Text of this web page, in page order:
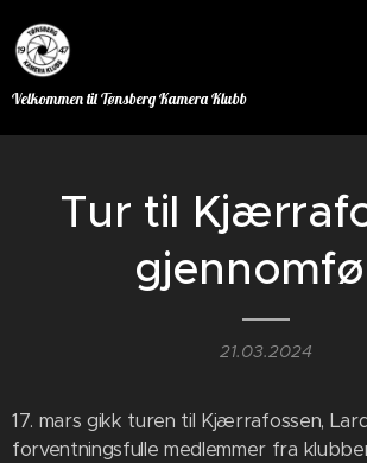
Velkommen til Tønsberg Kamera Klubb
Tur til
21.03.2024
17. mars gikk turen til Kjærrafossen,
forventningsfulle medlemmer fra